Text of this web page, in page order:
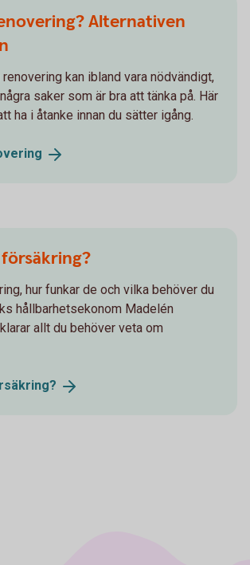
Alternativen
kan ibland vara nödvändigt,
saker som är bra att tänka på. Här
ha i åtanke innan du sätter igång.
hur funkar de och vilka behöver du
hållbarhetsekonom Madelén
allt du behöver veta om